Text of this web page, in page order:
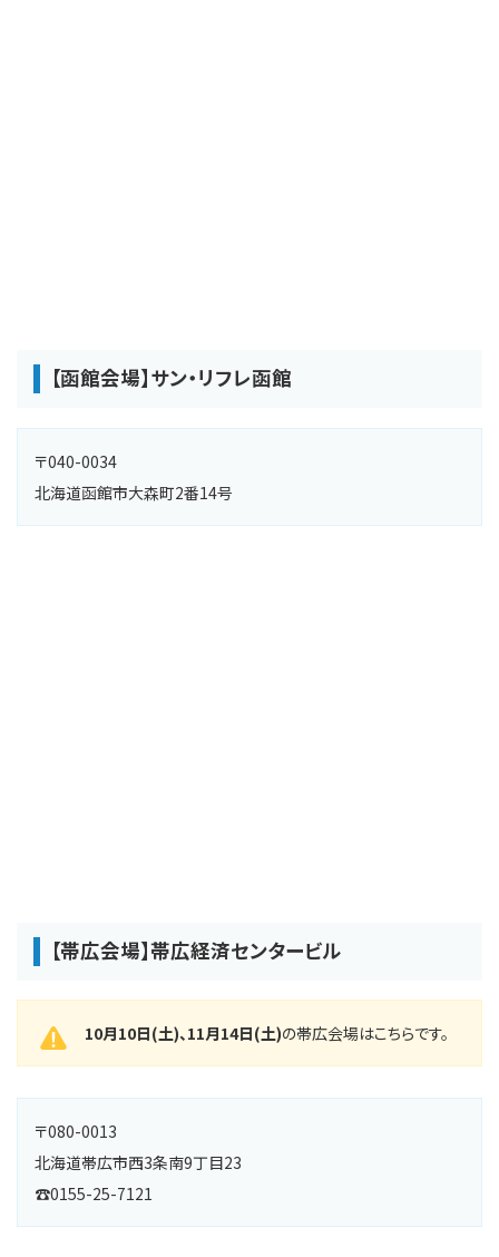
【函館会場】サン・リフレ函館
〒040-0034
北海道函館市大森町2番14号
【帯広会場】帯広経済センタービル
10月10日(土)、11月14日(土)の帯広会場はこちらです。
〒080-0013
北海道帯広市西3条南9丁目23
☎0155-25-7121